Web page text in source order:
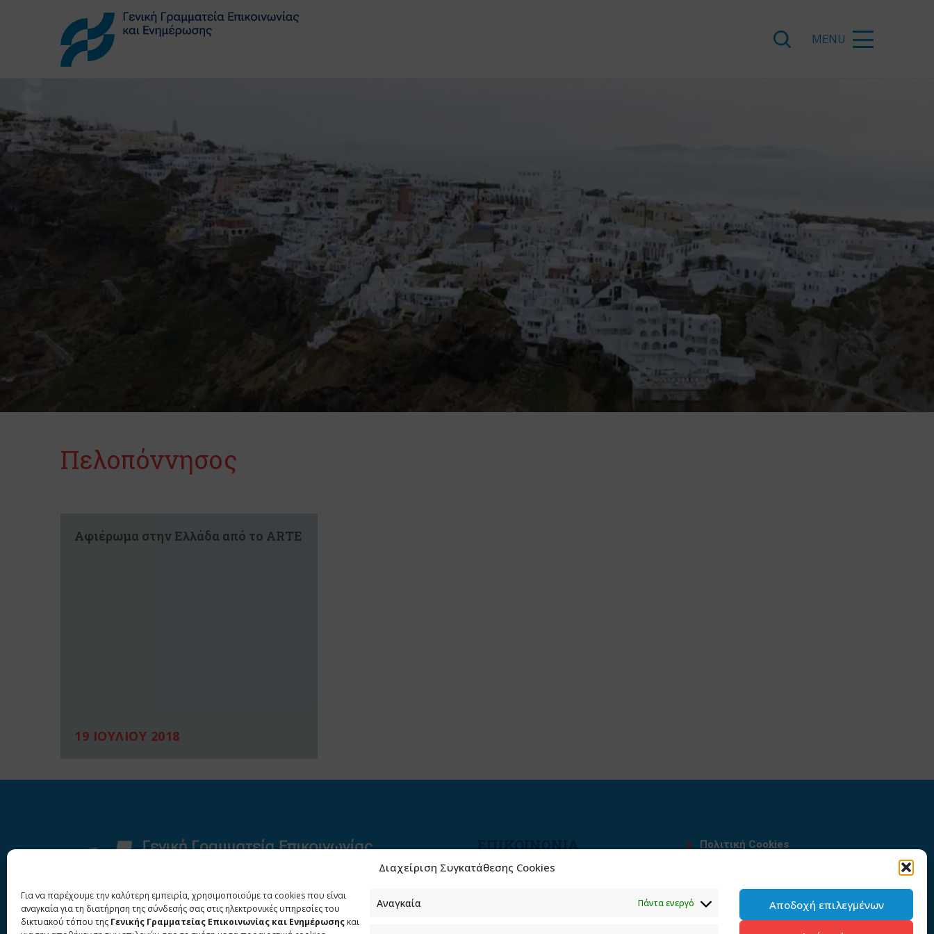
Διαχείριση Συγκατάθεσης Cookies
Για να παρέχουμε την καλύτερη εμπειρία, χρησιμοποιούμε τα cookies που είναι
αναγκαία για τη διατήρηση της σύνδεσής σας στις ηλεκτρονικές υπηρεσίες του
δικτυακού τόπου της Γενικής Γραμματείας Επικοινωνίας και Ενημέρωσης και
Αναγκαία Πάντα ενεργό Αποδοχή επιλεγμένων
Πελοπόννησος
Αφιέρωμα στην Ελλάδα από το ARTE
19 ΙΟΥΛΙΟΥ 2018
ΕΠΙΚΟΙΝΩΝΙΑ
Φραγκούδη 11 & Αλεξάνδρου
Πολιτική Cookies
Πολιτική προστασίας
προσωπικών δεδομένων του
παρόντος ιστότοπου